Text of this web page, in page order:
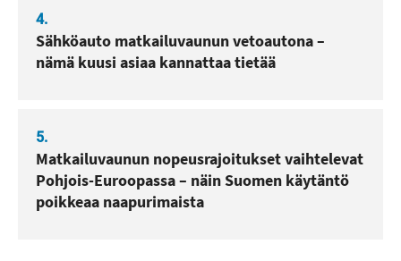
4.
Sähköauto matkailuvaunun vetoautona –
nämä kuusi asiaa kannattaa tietää
5.
Matkailuvaunun nopeusrajoitukset vaihtelevat
Pohjois-Euroopassa – näin Suomen käytäntö
poikkeaa naapurimaista